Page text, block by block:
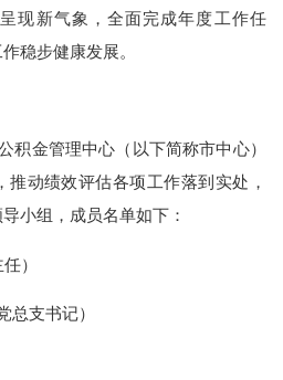
现新气象，全面完成年度工作任
稳步健康发展。
积金管理中心（以下简称市中心）
动绩效评估各项工作落到实处，
小组，成员名单如下：
）
总支书记）